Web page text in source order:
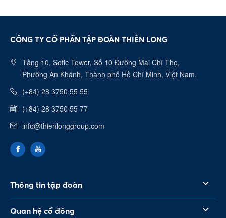
CÔNG TY CỔ PHẦN TẬP ĐOÀN THIÊN LONG
Tầng 10, Sofic Tower, Số 10 Đường Mai Chí Thọ,
Phường An Khánh, Thành phố Hồ Chí Minh, Việt Nam.
(+84) 28 3750 55 55
(+84) 28 3750 55 77
info@thienlonggroup.com
Thông tin tập đoàn
Quan hệ cổ đông